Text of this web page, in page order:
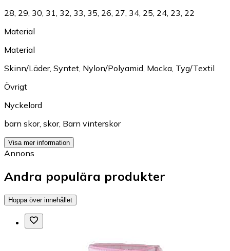
28 29 30 31 32 33 35 26 27 34 25 24 23 22
Material
Material
Skinn/Läder, Syntet Nylon/Polyamid Mocka Tyg/Textil
Övrigt
Nyckelord
barn skor, skor, Barn vinterskor
Visa mer information
Annons
Andra populära produkter
Hoppa över innehållet